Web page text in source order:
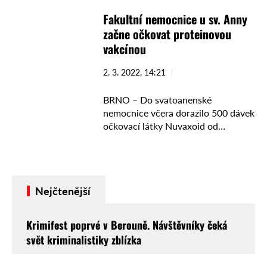
Mělníka ...
Fakultní nemocnice u sv. Anny
začne očkovat proteinovou
vakcínou
2. 3. 2022, 14:21
BRNO – Do svatoanenské
nemocnice včera dorazilo 500 dávek
očkovací látky Nuvaxoid od
Nejčtenější
Krimifest poprvé v Berouně. Návštěvníky čeká
svět kriminalistiky zblízka